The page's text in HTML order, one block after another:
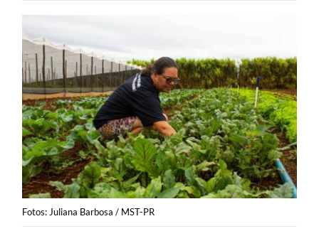
Fotos: Juliana Barbosa / MST-PR